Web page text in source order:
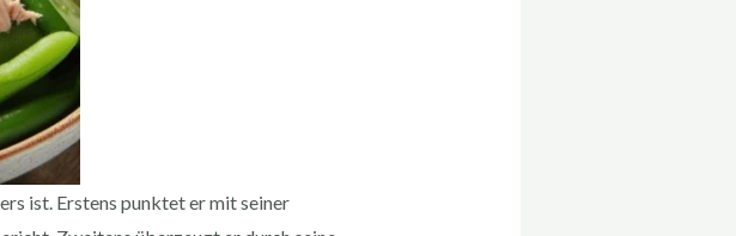
ist. Erstens punktet er mit seiner